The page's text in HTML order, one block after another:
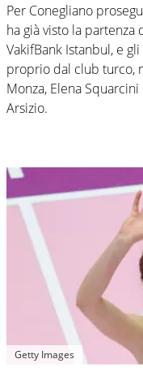
Per Conegliano
ha già visto la partenza
VakifBank Istanbul, e
proprio dal club turco,
Monza, Elena
Arsizio.
Getty Images